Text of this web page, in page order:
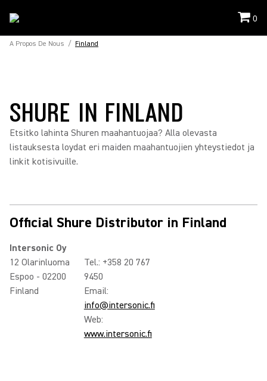
0
A Propos De Nous / Finland
SHURE IN FINLAND
Etsitko lahinta Shuren maahantuojaa? Alla olevasta
listauksesta loydat eri maiden maahantuojien yhteystiedot ja
linkit kotisivuille.
Official Shure Distributor in Finland
Intersonic Oy
12 Olarinluoma
Espoo - 02200
Finland
Tel.: +358 20 767
9450
Email:
info@intersonic.fi
Web:
www.intersonic.fi